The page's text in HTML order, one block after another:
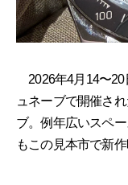
2026年4月14〜20
ュネーブで開催さ
ブ。例年広いスペ
もこの見本市で新